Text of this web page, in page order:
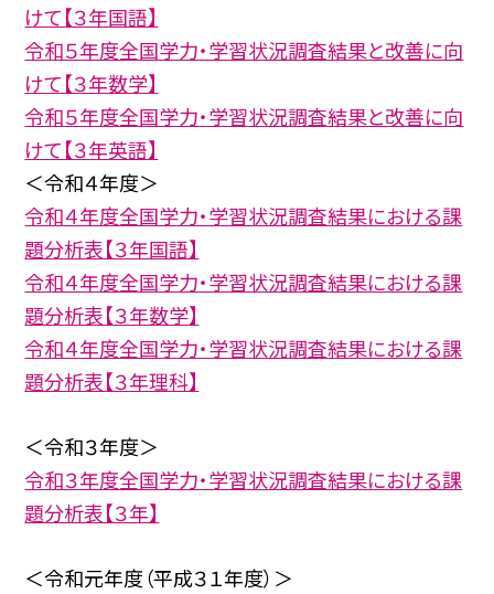
けて【３年国語】
令和５年度全国学力・学習状況調査結果と改善に向
けて【３年数学】
令和５年度全国学力・学習状況調査結果と改善に向
けて【３年英語】
＜令和４年度＞
令和４年度全国学力・学習状況調査結果における課
題分析表【３年国語】
令和４年度全国学力・学習状況調査結果における課
題分析表【３年数学】
令和４年度全国学力・学習状況調査結果における課
題分析表【３年理科】
＜令和３年度＞
令和３年度全国学力・学習状況調査結果における課
題分析表【３年】
＜令和元年度（平成３１年度）＞